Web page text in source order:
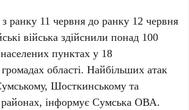
ранку 11 червня до ранку 12 червня
війська здійснили понад 100
пунктах у 18
області. Найбільших атак
Шосткинському та
інформує Сумська ОВА.